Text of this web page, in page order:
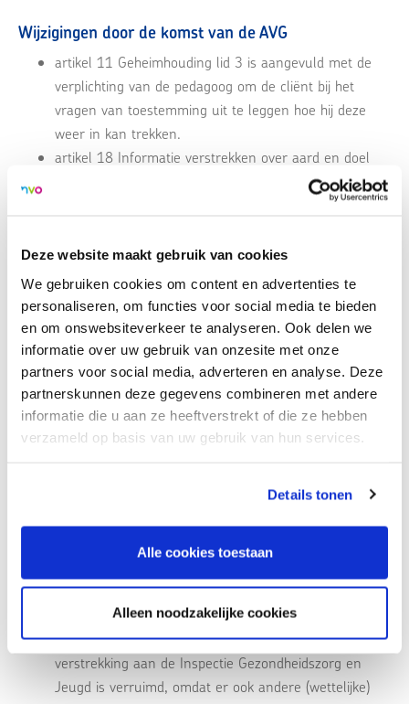
Deze website maakt gebruik van cookies
We gebruiken cookies om content en advertenties te
personaliseren, om functies voor social media te bieden
en om onswebsiteverkeer te analyseren. Ook delen we
informatie over uw gebruik van onzesite met onze
partners voor social media, adverteren en analyse. Deze
partnerskunnen deze gegevens combineren met andere
informatie die u aan ze heeftverstrekt of die ze hebben
verzameld op basis van uw gebruik van hun services.
Details tonen
Alle cookies toestaan
Alleen noodzakelijke cookies
Wijzigingen door de komst van de AVG
artikel 11 Geheimhouding lid 3 is aangevuld met de
verplichting van de pedagoog om de cliënt bij het
vragen van toestemming uit te leggen hoe hij deze
weer in kan trekken.
artikel 18 Informatie verstrekken over aard en doel
heeft een nieuw lid 3 met de AVG-verplichting om de
cliënt van te voren ook te informeren over de
met de zorg.
artikel 35 Inzage en afschrift en artikel 36 Recht op
correctie, eigen verklaring en vernietiging worden,
aansluitend bij de wettekst ‘vier weken’ gewijzigd in
‘een maand’.
Overige wijzigingen
de term Advies- en Meldpunt Huiselijk Geweld en
Kindermishandeling is vervangen door de (inmiddels
artikel 7 Wilsonbekwaamheid van de cliënt.
wilsonbekwaamheid bepaalt bij voorkeur onafhankelijk
uitgewerkt welke gegevens moeten worden
vastgelegd t.a.v. de wilsonbekwaamheid van de cliënt.
artikel 11 Geheimhouding. De wettelijk verplichte
verstrekking aan de Inspectie Gezondheidszorg en
Jeugd is verruimd, omdat er ook andere (wettelijke)